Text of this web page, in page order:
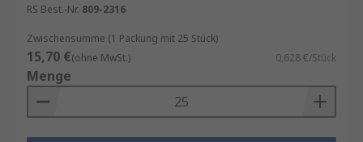
RS Best.-Nr. 809-2316
Zwischensumme (1 Packung mit 25 Stück)
15,70 €(ohne MwSt.) 0,628 €/Stück
Menge